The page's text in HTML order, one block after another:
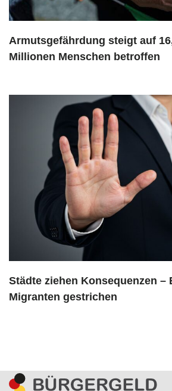
Armutsgefährdung steigt auf
Millionen Menschen betroffen
Städte ziehen Konsequenzen –
Migranten gestrichen